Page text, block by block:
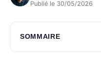
Publié le 30/05/2026
SOMMAIRE
Charles X et la fin